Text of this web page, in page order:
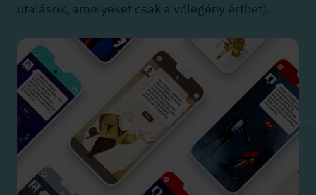
utalások, amelyeket csak a vőlegény érthet).